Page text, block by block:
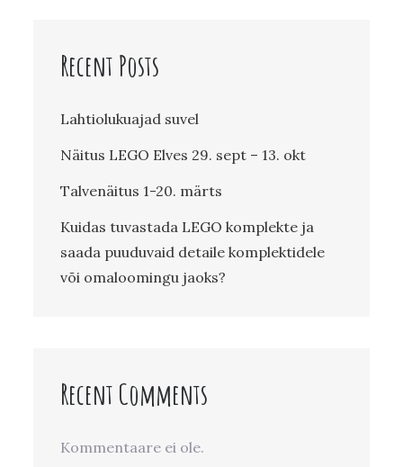
Recent Posts
Lahtiolukuajad suvel
Näitus LEGO Elves 29. sept – 13. okt
Talvenäitus 1-20. märts
Kuidas tuvastada LEGO komplekte ja
saada puuduvaid detaile komplektidele
või omaloomingu jaoks?
Recent Comments
Kommentaare ei ole.